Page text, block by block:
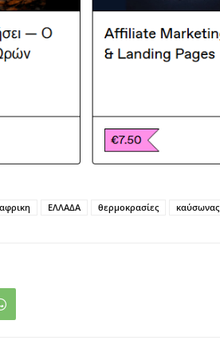
αφρικη ΕΛΛΑΔΑ θερμοκρασίες καύσωνας